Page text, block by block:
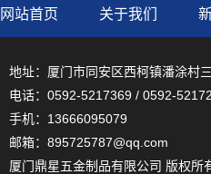
网站首页 关于我们
地址：厦门市同安区西柯镇潘涂村
电话：0592-5217369 / 0592-
手机：13666095079
邮箱：895725787@qq.com
厦门鼎星五金制品有限公司 版权所